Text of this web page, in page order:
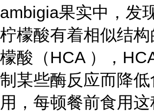
ambigia果实中，发
柠檬酸有着相似结
檬酸（HCA ），
制某些酶反应而降
用，每顿餐前食用这